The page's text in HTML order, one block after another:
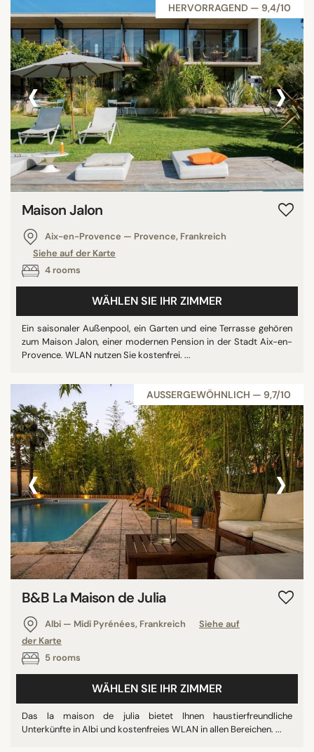
HERVORRAGEND — 9,4/10
‹ ›
Maison Jalon
Aix-en-Provence — Provence, Frankreich
Siehe auf der Karte
4 rooms
WÄHLEN SIE IHR ZIMMER
Ein saisonaler Außenpool, ein Garten und eine Terrasse gehören
zum Maison Jalon, einer modernen Pension in der Stadt Aix-en-
Provence. WLAN nutzen Sie kostenfrei. ...
AUSSERGEWÖHNLICH — 9,7/10
‹ ›
B&B La Maison de Julia
Albi — Midi Pyrénées, Frankreich
Siehe auf
der Karte
5 rooms
WÄHLEN SIE IHR ZIMMER
Das la maison de julia bietet Ihnen haustierfreundliche
Unterkünfte in Albi und kostenfreies WLAN in allen Bereichen. ...